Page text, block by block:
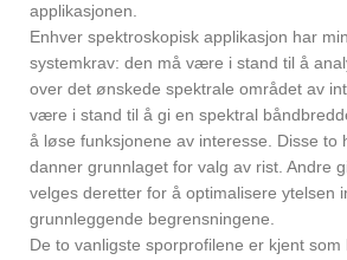
applikasjonen.
Enhver spektroskopisk applikasjon har
systemkrav: den må være i stand til å
over det ønskede spektrale området av
være i stand til å gi en spektral
å løse funksjonene av interesse. Disse to
danner grunnlaget for valg av rist. Andre
velges deretter for å optimalisere ytelsen
grunnleggende begrensningene.
De to vanligste sporprofilene er kjent